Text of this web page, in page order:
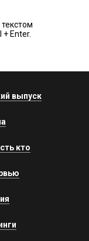
Enter.
выпуск
кто